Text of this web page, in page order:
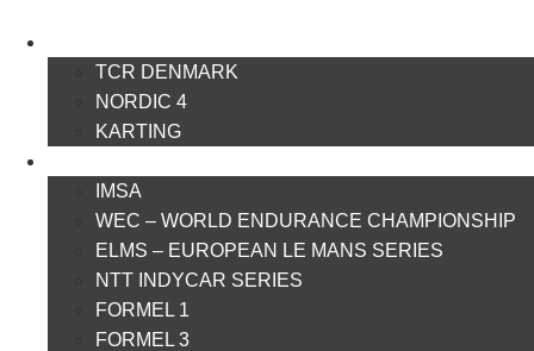
TCR DENMARK
NORDIC 4
KARTING
IMSA
WEC – WORLD ENDURANCE CHAMPIONSHIP
ELMS – EUROPEAN LE MANS SERIES
NTT INDYCAR SERIES
FORMEL 1
FORMEL 3